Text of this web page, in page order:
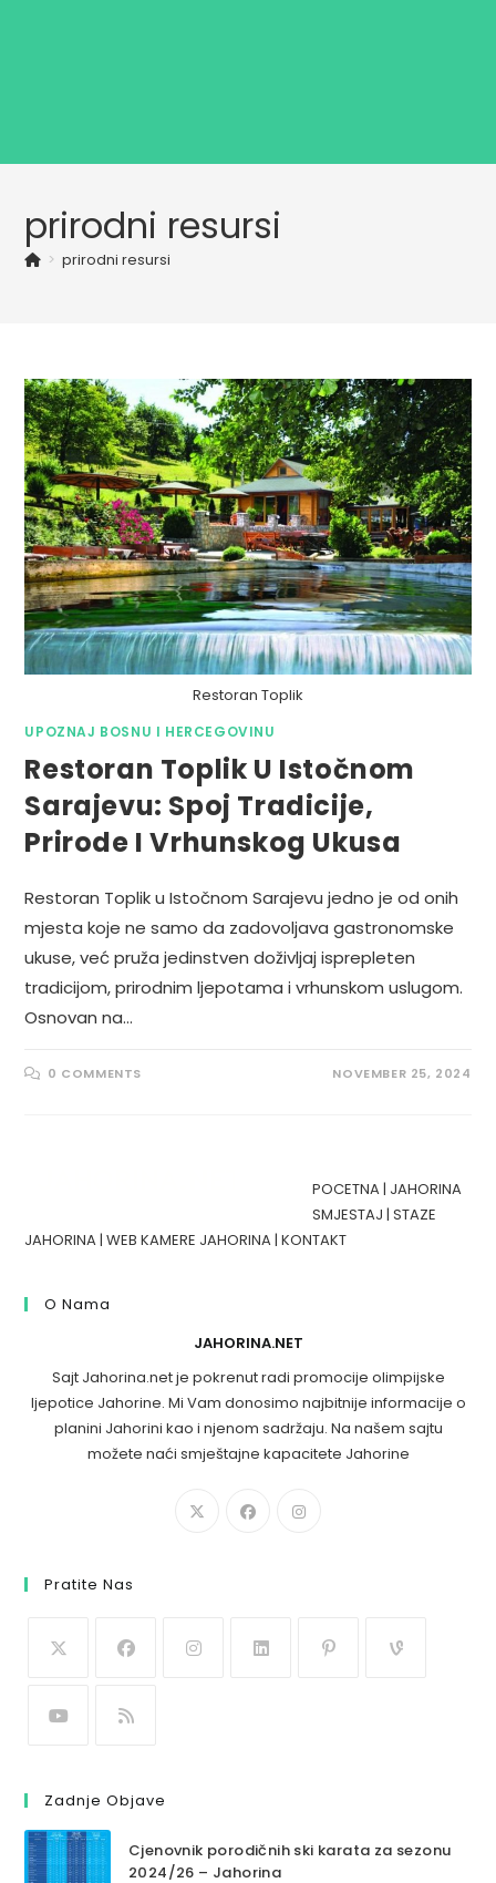
prirodni resursi
> prirodni resursi
Restoran Toplik
UPOZNAJ BOSNU I HERCEGOVINU
Restoran Toplik U Istočnom
Sarajevu: Spoj Tradicije,
Prirode I Vrhunskog Ukusa
Restoran Toplik u Istočnom Sarajevu jedno je od onih
mjesta koje ne samo da zadovoljava gastronomske
ukuse, već pruža jedinstven doživljaj isprepleten
tradicijom, prirodnim ljepotama i vrhunskom uslugom.
Osnovan na…
0 COMMENTS NOVEMBER 25, 2024
POCETNA| JAHORINA
SMJESTAJ |STAZE
JAHORINA|WEB KAMERE JAHORINA|KONTAKT
O Nama
JAHORINA.NET
Sajt Jahorina.net je pokrenut radi promocije olimpijske
ljepotice Jahorine. Mi Vam donosimo najbitnije informacije o
planini Jahorini kao i njenom sadržaju. Na našem sajtu
možete naći smještajne kapacitete Jahorine
Pratite Nas
Zadnje Objave
Cjenovnik porodičnih ski karata za sezonu
2024/26 – Jahorina